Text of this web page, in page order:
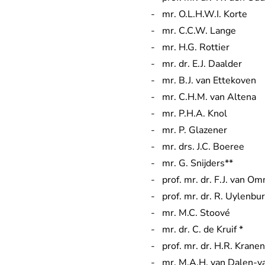
mr. O.L.H.W.I. Korte
mr. C.C.W. Lange
mr. H.G. Rottier
mr. dr. E.J. Daalder
mr. B.J. van Ettekoven
mr. C.H.M. van Altena
mr. P.H.A. Knol
mr. P. Glazener
mr. drs. J.C. Boeree
mr. G. Snijders**
prof. mr. dr. F.J. van
prof. mr. dr. R.
mr. M.C. Stoové
mr. dr. C. de Kruif *
prof. mr. dr. H.R.